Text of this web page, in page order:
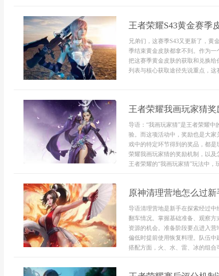
王者荣耀S43黄金赛季
兄弟们，这赛季S43又更新了，黄
季结束黄金皮肤都拿不到。作为
把这赛季黄金皮肤的获取和兑换
列表与核心获取途径先说重点，
王者荣耀我画玩家猜奖
导语：“我画玩家猜”是王者荣耀
验。而这项活动中，奖励也是大
戏中的特定环节得到的奖品，都
荣耀我画玩家猜的奖励机制，以
王者荣耀的“我画玩家猜”玩法中，
原神清理营地怎么过新
导语清理营地是新手在探索经过
翻车情况。掌握基础准备、观察
资源的机会。准备阶段要点进入
偏低时提前使用恢复料理。队伍
搭配方面，火、水、雷、冰的组合